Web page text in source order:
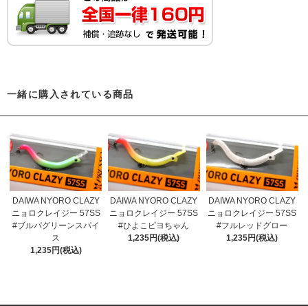
一緒に購入されている商品
DAIWA NYORO CLAZY
ニョロクレイジー 57SS
#ブルパグリーンスパイ
ス
1,235円(税込)
DAIWA NYORO CLAZY
ニョロクレイジー 57SS
#ひよこピヨちゃん
1,235円(税込)
DAIWA NYORO CLAZY
ニョロクレイジー 57SS
#フルレッドグロー
1,235円(税込)